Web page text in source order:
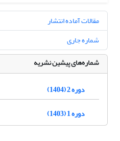
مقالات آماده انتشار
شماره جاری
شماره‌های پیشین نشریه
دوره 2 (1404)
دوره 1 (1403)